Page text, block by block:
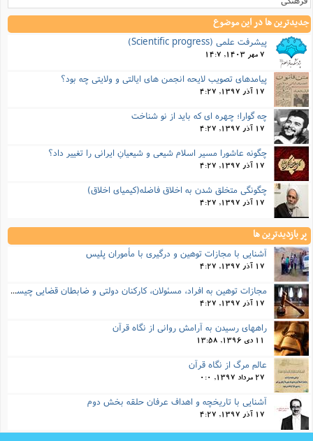
جدیدترین ها در این موضوع
پیشرفت علمی (Scientific progress)
7 مهر 1403, 14:7
پیامدهای تصویب لایحه انجمن های ایالتی و ولایتی چه بود؟
17 آذر 1397, 4:27
چه گوارا؛ چهره ای که باید از نو شناخت
17 آذر 1397, 4:27
چگونه عاشورا مسیر اسلامِ شیعی و شیعیانِ ایرانی را تغییر داد؟
17 آذر 1397, 4:27
چگونگی متخلق شدن به اخلاق فاضله(کیمیای اخلاق)
17 آذر 1397, 4:27
پر بازدیدترین ها
آشنایی با مجازات توهین و درگیری با مأموران پلیس
17 آذر 1397, 4:27
مجازات‌ توهین به افراد، مسئولان، کارکنان دولتی و ضابطان قضایی چیست؟
17 آذر 1397, 4:27
راههای رسیدن به آرامش روانی از نگاه قرآن
11 دی 1396, 13:58
عالم مرگ از نگاه قرآن
27 مرداد 1397, 0:0
آشنایی با تاریخچه و اهداف عرفان حلقه بخش دوم
17 آذر 1397, 4:27